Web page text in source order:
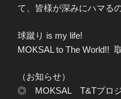
て、皆様が深みにハマる
球蹴り is my life!
MOKSAL to The World!!
（お知らせ）
◎ MOKSAL T&Tプロジ